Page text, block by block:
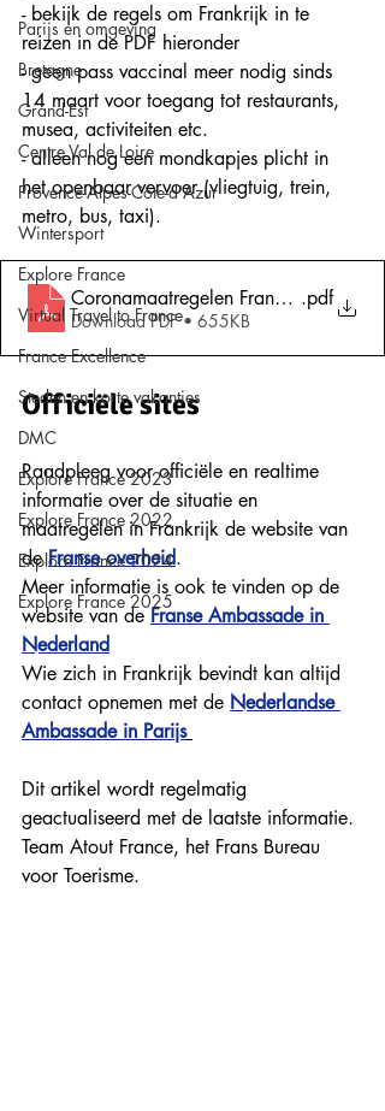
Parijs en omgeving
Bretagne
Grand-Est
Centre Val de Loire
Provence-Alpes-Côte-d'Azur
Wintersport
Explore France
Virtual Travel to France
France Excellence
Steden en korte vakanties
DMC
Explore France 2023
Explore France 2022
Explore France 2024
Explore France 2025
- bekijk de regels om Frankrijk in te
reizen in de PDF hieronder
- geen pass vaccinal meer nodig sinds
14 maart voor toegang tot restaurants,
musea, activiteiten etc.
- alleen nog een mondkapjes plicht in
het openbaar vervoer (vliegtuig, trein,
metro, bus, taxi).
Coronamaatregelen Frankrijk 14
.pdf
Download PDF • 655KB
Officiële sites
Raadpleeg voor officiële en realtime
informatie over de situatie en
maatregelen in Frankrijk de website van
de Franse overheid.
Meer informatie is ook te vinden op de
website van de Franse Ambassade in
Nederland
Wie zich in Frankrijk bevindt kan altijd
contact opnemen met de Nederlandse
Ambassade in Parijs
Dit artikel wordt regelmatig
geactualiseerd met de laatste informatie.
Team Atout France, het Frans Bureau
voor Toerisme.